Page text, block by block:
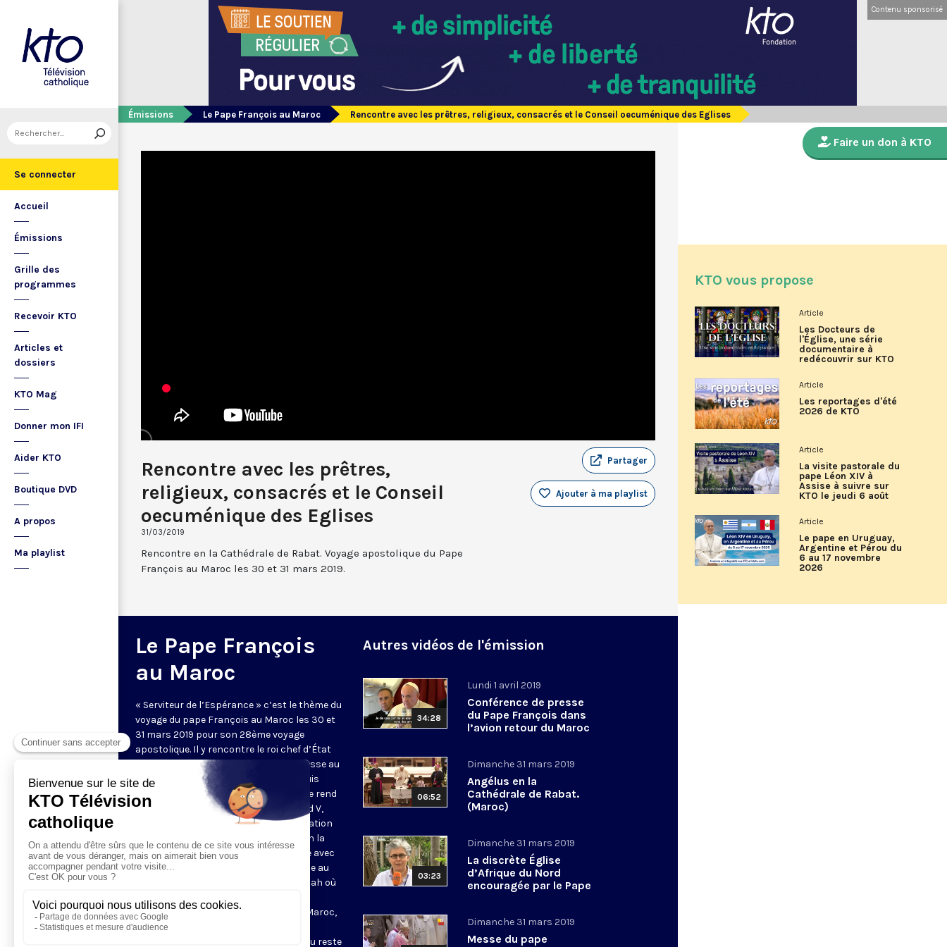
Se connecter
Accueil
Émissions
Grille des
programmes
Recevoir KTO
Articles et
dossiers
KTO Mag
Donner mon IFI
Aider KTO
Boutique DVD
A propos
Ma playlist
Contenu sponsorisé
Émissions Le Pape François au Maroc Rencontre avec les prêtres, religieux, consacrés et le Conseil oecuménique des Eglises
Rencontre avec les prêtres,
religieux, consacrés et le Conseil
oecuménique des Eglises
31/03/2019
Partager
Ajouter à ma playlist
Rencontre en la Cathédrale de Rabat. Voyage apostolique du Pape
François au Maroc les 30 et 31 mars 2019.
Le Pape François
au Maroc
« Serviteur de l’Espérance » c’est le thème du
voyage du pape François au Maroc les 30 et
31 mars 2019 pour son 28ème voyage
apostolique. Il y rencontre le roi chef d’État
et commandeur des croyants. Il s'adresse au
peuple marocain et aux autorités depuis
l'esplanade de la mosquée Hassan. Il se rend
ensuite au mausolée du roi Mohammed V,
puis à l'institut Mohammed VI de formation
des imams, avant de prendre le chemin la
Caritas diocésaine pour une rencontre avec
les migrants. Enfin il célèbre une messe au
complexe sportif Prince Moulay Abdellah où
catholique réunie. Les catholiques du Maroc,
environ 20 000 personnes, sont
principalement des étrangers venus du reste
Autres vidéos de l'émission
34:28
Lundi 1 avril 2019
Conférence de presse
du Pape François dans
l’avion retour du Maroc
06:52
Dimanche 31 mars 2019
Angélus en la
Cathédrale de Rabat.
(Maroc)
03:23
Dimanche 31 mars 2019
La discrète Église
d’Afrique du Nord
encouragée par le Pape
Dimanche 31 mars 2019
Messe du pape
Faire un don à KTO
KTO vous propose
Article
Les Docteurs de
l'Église, une série
documentaire à
redécouvrir sur KTO
Article
Les reportages d'été
2026 de KTO
Article
La visite pastorale du
pape Léon XIV à
Assise à suivre sur
KTO le jeudi 6 août
Article
Le pape en Uruguay,
Argentine et Pérou du
6 au 17 novembre
2026